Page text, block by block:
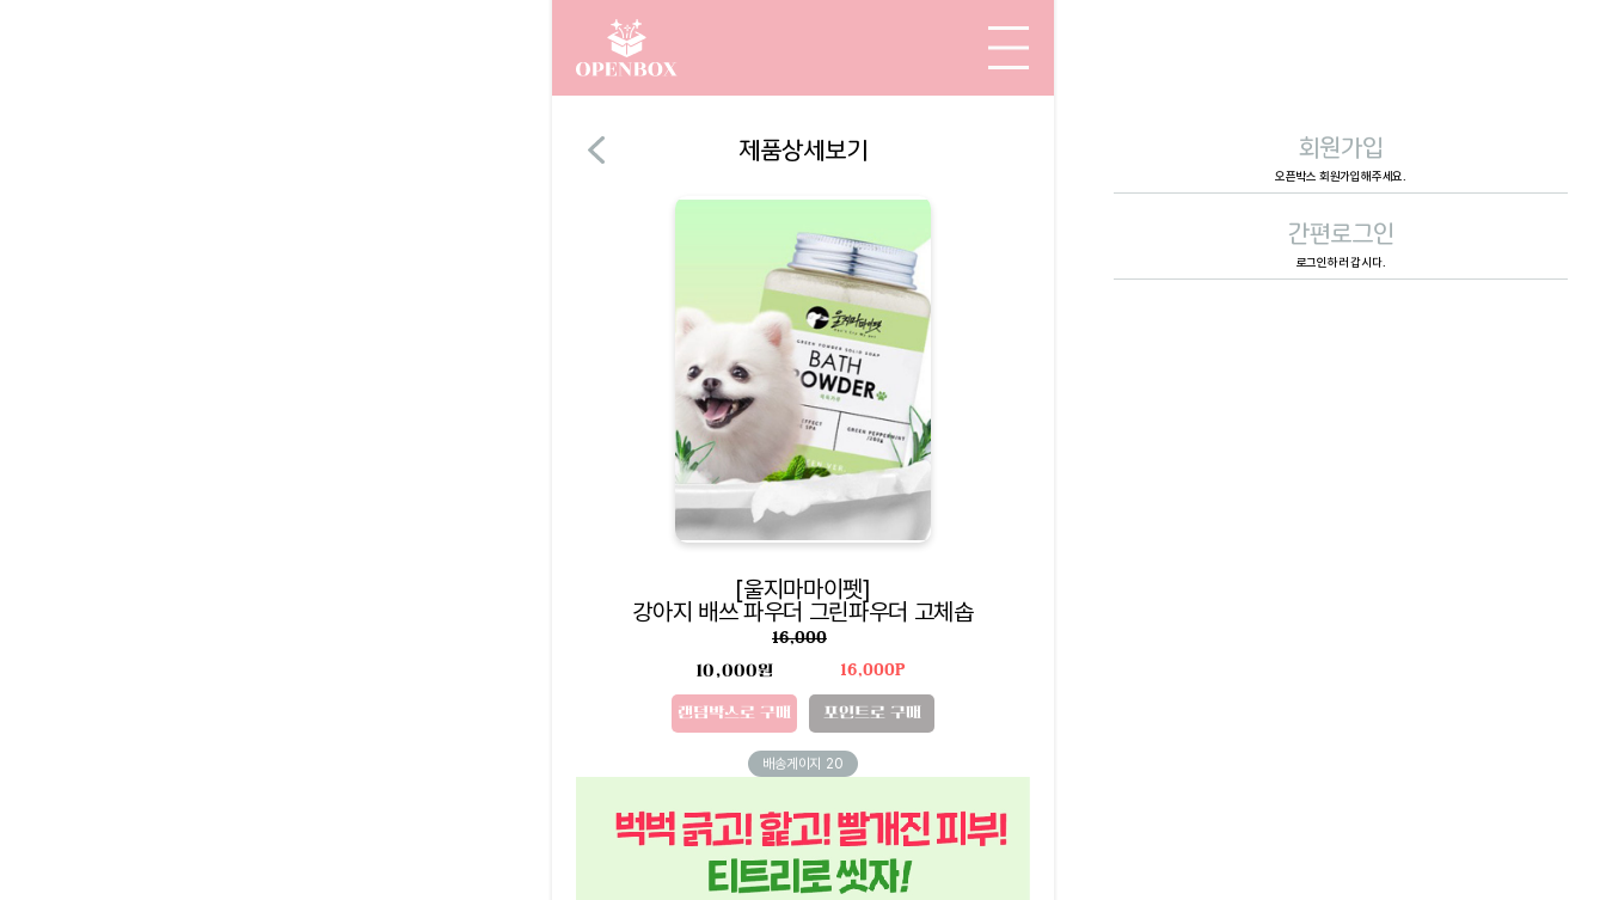
회원가입
오픈박스 회원가입해주세요.
간편로그인
로그인하러 갑시다.
제품상세보기
[울지마마이펫]
강아지 배쓰 파우더 그린파우더 고체솝
16,000
10,000원
랜덤박스로 구매
16,000P
포인트로 구매
배송게이지 20